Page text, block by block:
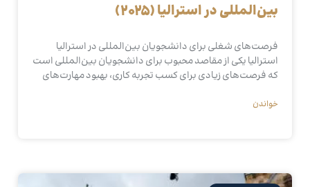
بین‌المللی در استرالیا (2025)
فرصت‌های شغلی برای دانشجویان بین‌المللی در استرالیا
استرالیا یکی از مقاصد محبوب برای دانشجویان بین‌المللی است
که فرصت‌های زیادی برای کسب تجربه کاری، بهبود مهارت‌های
خواندن